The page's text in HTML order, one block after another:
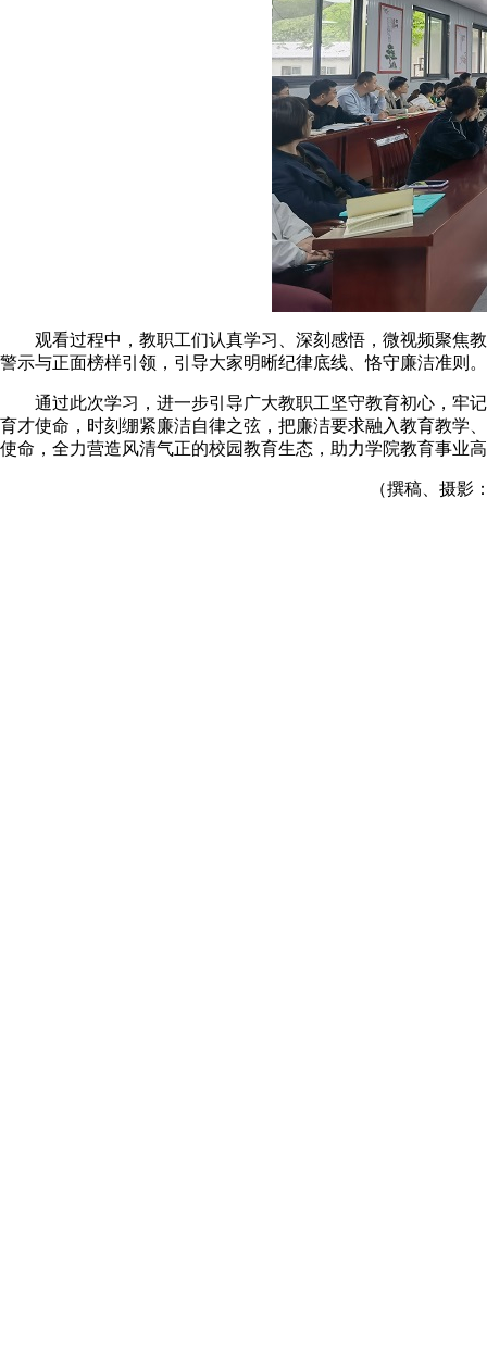
观看过程中，教职工们认真学习、深刻感悟，微视频聚焦
警示与正面榜样引领，引导大家明晰纪律底线、恪守廉洁准则。
通过此次学习，进一步引导广大教职工坚守教育初心，牢
育才使命，时刻绷紧廉洁自律之弦，把廉洁要求融入教育教学
使命，全力营造风清气正的校园教育生态，助力学院教育事业
（撰稿、摄影